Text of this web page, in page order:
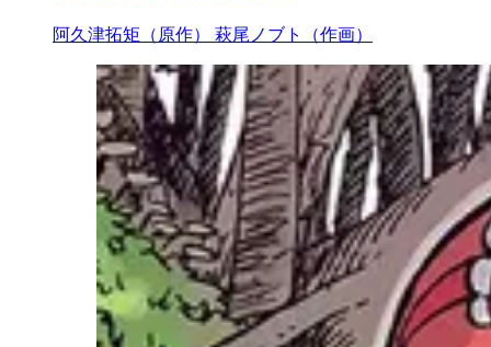
阿久津拓矩（原作） 萩尾ノブト（作画）